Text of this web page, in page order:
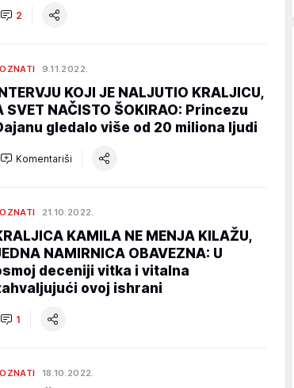
2
9.11.2022.
KOJI JE NALJUTIO KRALJICU,
SVET NAČISTO ŠOKIRAO: Princezu
gledalo više od 20 miliona ljudi
Komentariši
21.10.2022.
KAMILA NE MENJA KILAŽU,
NAMIRNICA OBAVEZNA: U
deceniji vitka i vitalna
ovoj ishrani
1
18.10.2022.